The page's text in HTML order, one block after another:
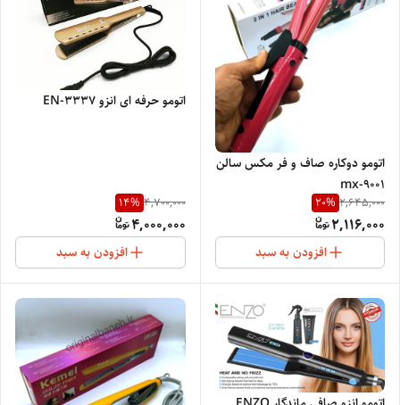
اتومو دوکاره صاف و فر مکس سالن
mx-9001
2,645,000
20%
2,116,000
افزودن به سبد
اتومو حرفه ای انزو EN-3337
4,700,000
14%
4,000,000
افزودن به سبد